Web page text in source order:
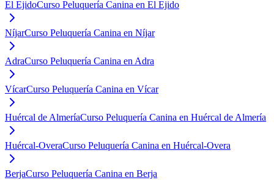
El EjidoCurso Peluquería Canina en El Ejido
NíjarCurso Peluquería Canina en Níjar
AdraCurso Peluquería Canina en Adra
VícarCurso Peluquería Canina en Vícar
Huércal de AlmeríaCurso Peluquería Canina en Huércal de Almería
Huércal-OveraCurso Peluquería Canina en Huércal-Overa
BerjaCurso Peluquería Canina en Berja